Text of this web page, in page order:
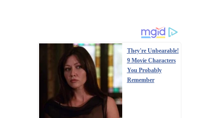
They're Unbearable!
9 Movie Characters
You Probably
Remember